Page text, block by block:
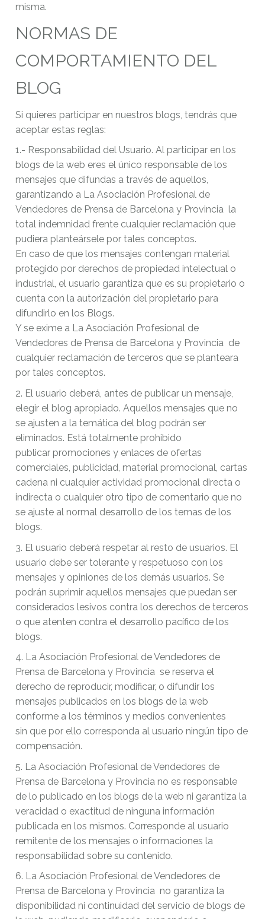
misma.
NORMAS DE
COMPORTAMIENTO DEL
BLOG
Si quieres participar en nuestros blogs, tendrás que
aceptar estas reglas:
1.- Responsabilidad del Usuario. Al participar en los
blogs de la web eres el único responsable de los
mensajes que difundas a través de aquellos,
garantizando a La Asociación Profesional de
Vendedores de Prensa de Barcelona y Provincia la
total indemnidad frente cualquier reclamación que
pudiera planteársele por tales conceptos.
En caso de que los mensajes contengan material
protegido por derechos de propiedad intelectual o
industrial, el usuario garantiza que es su propietario o
cuenta con la autorización del propietario para
difundirlo en los Blogs.
Y se exime a La Asociación Profesional de
Vendedores de Prensa de Barcelona y Provincia de
cualquier reclamación de terceros que se planteara
por tales conceptos.
2. El usuario deberá, antes de publicar un mensaje,
elegir el blog apropiado. Aquellos mensajes que no
se ajusten a la temática del blog podrán ser
eliminados. Está totalmente prohibido
publicar promociones y enlaces de ofertas
comerciales, publicidad, material promocional, cartas
cadena ni cualquier actividad promocional directa o
indirecta o cualquier otro tipo de comentario que no
se ajuste al normal desarrollo de los temas de los
blogs.
3. El usuario deberá respetar al resto de usuarios. El
usuario debe ser tolerante y respetuoso con los
mensajes y opiniones de los demás usuarios. Se
podrán suprimir aquellos mensajes que puedan ser
considerados lesivos contra los derechos de terceros
o que atenten contra el desarrollo pacífico de los
blogs.
4. La Asociación Profesional de Vendedores de
Prensa de Barcelona y Provincia se reserva el
derecho de reproducir, modificar, o difundir los
mensajes publicados en los blogs de la web
conforme a los términos y medios convenientes
sin que por ello corresponda al usuario ningún tipo de
compensación.
5. La Asociación Profesional de Vendedores de
Prensa de Barcelona y Provincia no es responsable
de lo publicado en los blogs de la web ni garantiza la
veracidad o exactitud de ninguna información
publicada en los mismos. Corresponde al usuario
remitente de los mensajes o informaciones la
responsabilidad sobre su contenido.
6. La Asociación Profesional de Vendedores de
Prensa de Barcelona y Provincia no garantiza la
disponibilidad ni continuidad del servicio de blogs de